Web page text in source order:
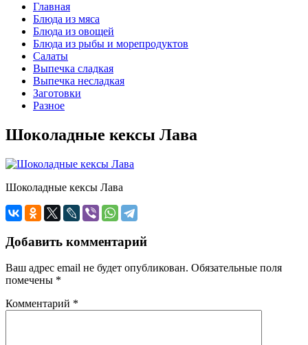
Главная
Блюда из мяса
Блюда из овощей
Блюда из рыбы и морепродуктов
Салаты
Выпечка сладкая
Выпечка несладкая
Заготовки
Разное
Шоколадные кексы Лава
Шоколадные кексы Лава
Добавить комментарий
Ваш адрес email не будет опубликован. Обязательные поля
помечены *
Комментарий *